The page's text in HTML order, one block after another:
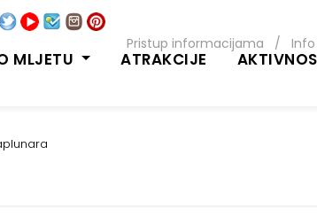
Pristup informacijama /
MLJETU ATRAKCIJE